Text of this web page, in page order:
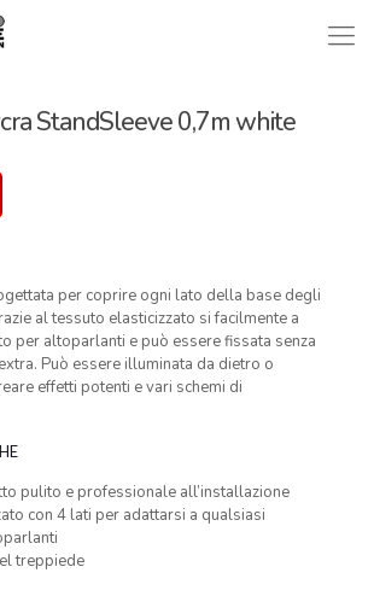
StandSleeve 0,7m white
per coprire ogni lato della base degli
al tessuto elasticizzato si facilmente a
per altoparlanti e può essere fissata senza
Può essere illuminata da dietro o
effetti potenti e vari schemi di
pulito e professionale all’installazione
con 4 lati per adattarsi a qualsiasi
treppiede